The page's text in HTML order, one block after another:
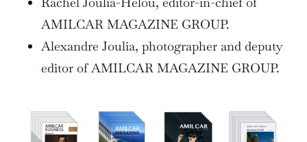
AMILCAR MAGAZINE GROUP.
Alexandre Joulia, photographer and deputy
editor of AMILCAR MAGAZINE GROUP.